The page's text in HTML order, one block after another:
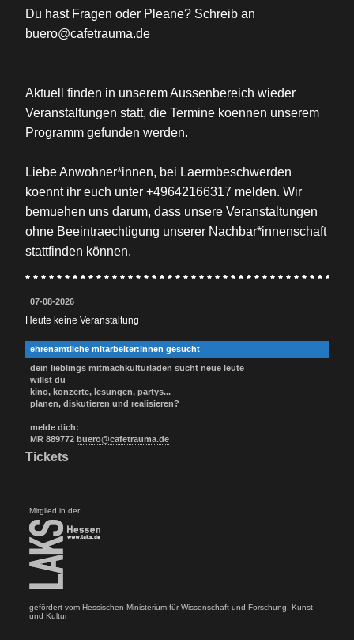
Du hast Fragen oder Pleane? Schreib an
buero@cafetrauma.de
Aktuell finden in unserem Aussenbereich wieder
Veranstaltungen statt, die Termine koennen unserem
Programm gefunden werden.
Liebe Anwohner*innen, bei Laermbeschwerden
koennt ihr euch unter +49642166317 melden. Wir
bemuehen uns darum, dass unsere Veranstaltungen
ohne Beeintraechtigung unserer Nachbar*innenschaft
stattfinden können.
07-08-2026
Heute keine Veranstaltung
ehrenamtliche mitarbeiter:innen gesucht
dein lieblings mitmachkulturladen sucht neue leute
willst du
kino, konzerte, lesungen, partys...
planen, diskutieren und realisieren?
melde dich:
MR 889772 buero@cafetrauma.de
Tickets
Mitglied in der
gefördert vom Hessischen Ministerium für Wissenschaft und Forschung, Kunst
und Kultur